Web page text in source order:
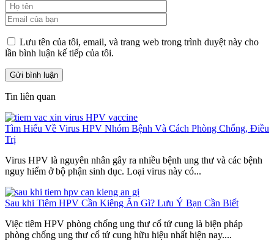
Lưu tên của tôi, email, và trang web trong trình duyệt này cho
lần bình luận kế tiếp của tôi.
Tin liên quan
Tìm Hiểu Về Virus HPV Nhóm Bệnh Và Cách Phòng Chống, Điều
Trị
Virus HPV là nguyên nhân gây ra nhiều bệnh ung thư và các bệnh
nguy hiểm ở bộ phận sinh dục. Loại virus này có...
Sau khi Tiêm HPV Cần Kiêng Ăn Gì? Lưu Ý Bạn Cần Biết
Việc tiêm HPV phòng chống ung thư cổ tử cung là biện pháp
phòng chống ung thư cổ tử cung hữu hiệu nhất hiện nay....